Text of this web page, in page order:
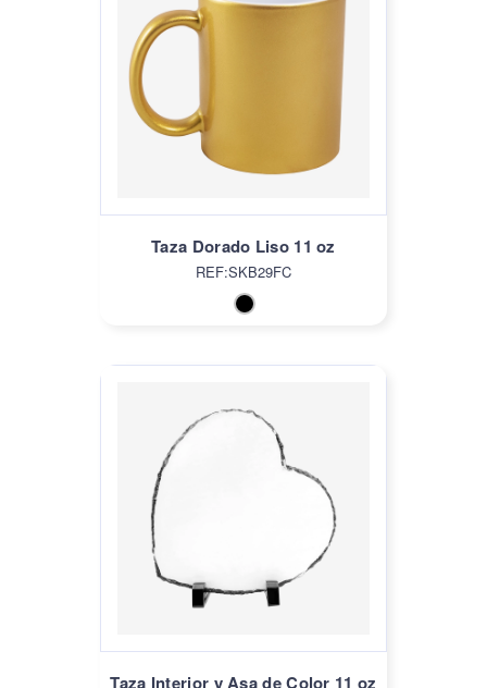
Taza Dorado Liso 11 oz
REF:SKB29FC
Taza Interior y Asa de Color 11 oz